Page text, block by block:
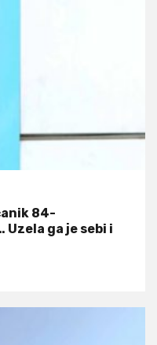
84-
ga je sebi i